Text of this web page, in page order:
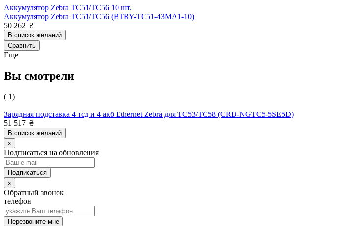
Аккумулятор Zebra TC51/TC56 10 шт.
Аккумулятор Zebra TC51/TC56 (BTRY-TC51-43MA1-10)
50 262 ₴
В список желаний
Сравнить
Еще
Вы смотрели
( 1)
Зарядная подставка 4 тсд и 4 акб Ethernet Zebra для TC53/TC58 (CRD-NGTC5-5SE5D)
51 517 ₴
В список желаний
x
Подписаться на обновления
x
Обратный звонок
телефон
Перезвоните мне